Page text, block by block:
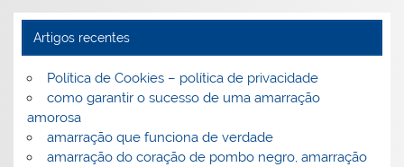
Artigos recentes
Política de Cookies – política de privacidade
como garantir o sucesso de uma amarração
amorosa
amarração que funciona de verdade
amarração do coração de pombo negro, amarração